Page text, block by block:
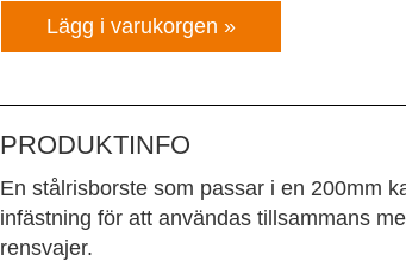
PRODUKTINFO
En stålrisborste som passar i en 200mm
infästning för att användas tillsammans
rensvajer.